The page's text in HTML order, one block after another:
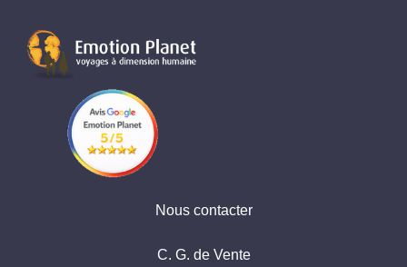
Nous contacter
C. G. de Vente